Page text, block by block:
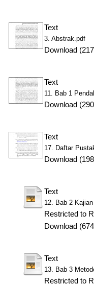
Text
3. Abstrak.pdf
Download
Text
11. Bab 1
Download
Text
17. Daftar
Download
Text
12. Bab 2
Restricted to
Download
Text
13. Bab 3
Restricted to